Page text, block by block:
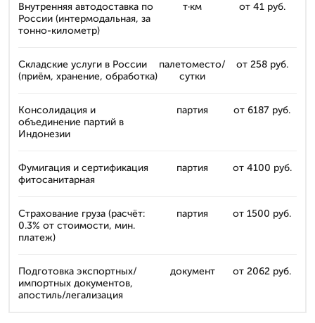
Внутренняя автодоставка по
России (интермодальная, за
тонно-километр)
т·км от 41 руб.
Складские услуги в России
(приём, хранение, обработка)
палетоместо/
сутки
от 258 руб.
Консолидация и
объединение партий в
Индонезии
партия от 6187 руб.
Фумигация и сертификация
фитосанитарная
партия от 4100 руб.
Страхование груза (расчёт:
0.3% от стоимости, мин.
платеж)
партия от 1500 руб.
Подготовка экспортных/
импортных документов,
апостиль/легализация
документ от 2062 руб.